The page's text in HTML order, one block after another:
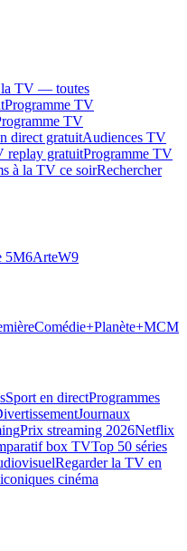
la TV — toutes
Programme TV
TV
direct gratuitAudiences TV
replay gratuitProgramme TV
à la TV ce soirRechercher
5M6ArteW9
Comédie+Planète+MCM
Sport en directProgrammes
Journaux
Prix streaming 2026Netflix
box TVTop 50 séries
Regarder la TV en
cinéma